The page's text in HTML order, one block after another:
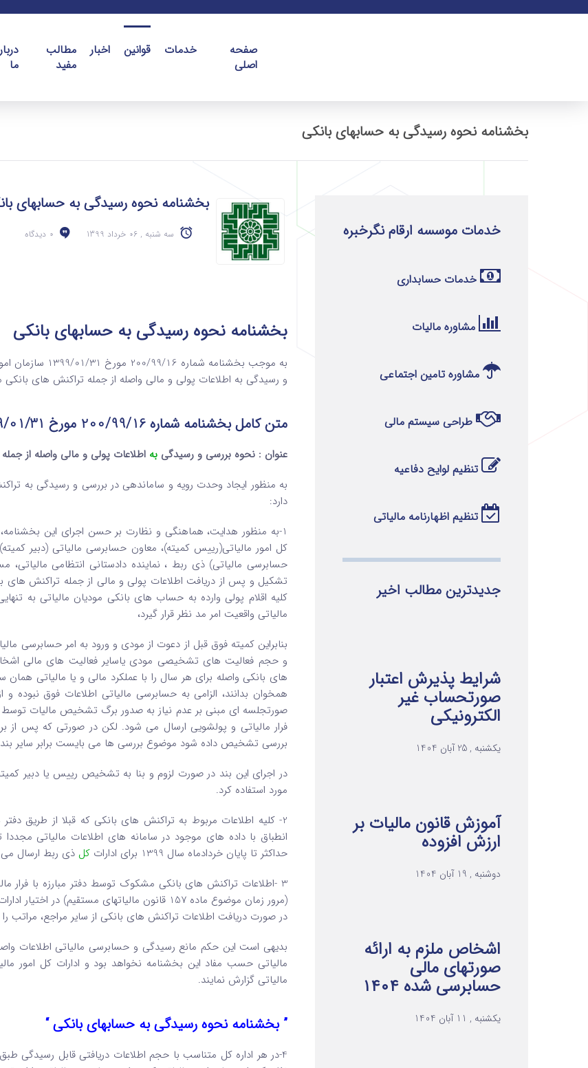
صفحه
اصلی
خدمات قوانین اخبار
مطالب
مفید
ما
بخشنامه نحوه رسیدگی به حسابهای بانکی
بخشنامه نحوه رسیدگی به حسابهای
سه شنبه , 06 خرداد 1399 0 دیدگاه
بخشنامه نحوه رسیدگی به حسابهای بانکی
به موجب بخشنامه شماره 200/99/16 مورخ 1399/01/31 سازمان امور مالیاتی نحوه رسدگی به حسابهای بانکی یا به عبارتی
و رسیدگی به اطلاعات پولی و مالی واصله از جمله تراکنش های
متن کامل بخشنامه شماره 200/99/16 مورخ 1399/01/31 سازمان امور مالیاتی
عنوان : نحوه بررسی و رسیدگی به اطلاعات پولی و مالی واصله از
به منظور ایجاد وحدت رویه و ساماندهی در بررسی و رسیدگی به
دارد:
1-به منظور هدایت، هماهنگی و نظارت بر حسن اجرای این بخشنامه،
کل امور مالیاتی(رییس کمیته)، معاون حسابرسی مالیاتی (دبیر
حسابرسی مالیاتی) ذی ربط ، نماینده دادستانی انتظامی
تشکیل و پس از دریافت اطلاعات پولی و مالی از جمله تراکنش های
کلیه اقلام پولی وارده به حساب های بانکی مودیان مالیاتی به
مالیاتی واقعیت امر مد نظر قرار گیرد،
بنابراین کمیته فوق قبل از دعوت از مودی و ورود به امر حسابرسی
و حجم فعالیت های تشخیصی مودی یاسایر فعالیت های مالی
های بانکی واصله برای هر سال را با عملکرد مالی و یا مالیاتی
همخوان بدانند، الزامی به حسابرسی مالیاتی اطلاعات فوق
صورتجلسه ای مبنی بر عدم نیاز به صدور برگ تشخیص مالیات توسط
فرار مالیاتی و پولشویی ارسال می شود. لکن در صورتی که پس از
بررسی تشخیص داده شود موضوع بررسی ها می بایست برابر سایر
در اجرای این بند در صورت لزوم و بنا به تشخیص رییس یا دبیر
مورد استفاده کرد.
2- کلیه اطلاعات مربوط به تراکنش های بانکی که قبلا از طریق
انطباق با داده های موجود در سامانه های اطلاعات مالیاتی
حداکثر تا پایان خردادماه سال 1399 برای ادارات
کل ذی ربط ارسال
3 -اطلاعات تراکنش های بانکی مشکوک توسط دفتر مبارزه با فرار
(مرور زمان موضوع ماده 157 قانون مالیاتهای مستقیم) در اختیار ادارات کل امور مالیاتی قرار گیرد.
در صورت دریافت اطلاعات تراکنش های بانکی از سایر مراجع، مراتب
بدیهی است این حکم مانع رسیدگی و حسابرسی مالیاتی اطلاعات
مالیاتی حسب مفاد این بخشنامه نخواهد بود و ادارات کل امور
مالیاتی گزارش نمایند.
” بخشنامه نحوه رسیدگی به حسابهای بانکی “
4-در هر اداره کل متناسب با حجم اطلاعات دریافتی قابل رسیدگی
خدمات موسسه ارقام نگرخبره
خدمات حسابداری
مشاوره مالیات
مشاوره تامین اجتماعی
طراحی سیستم مالی
تنظیم لوایح دفاعیه
تنظیم اظهارنامه مالیاتی
جدیدترین مطالب اخیر
شرایط پذیرش اعتبار
صورتحساب غیر
الکترونیکی
یکشنبه , 25 آبان 1404
آموزش قانون مالیات بر
ارزش افزوده
دوشنبه , 19 آبان 1404
اشخاص ملزم به ارائه
صورتهای مالی
حسابرسی شده ۱۴۰۴
یکشنبه , 11 آبان 1404